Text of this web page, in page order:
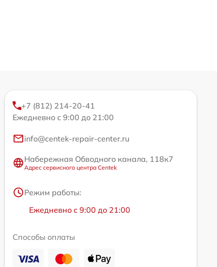
+7 (812) 214-20-41
Ежедневно с 9:00 до 21:00
info@centek-repair-center.ru
Набережная Обводного канала, 118к7
Адрес сервисного центра Centek
Режим работы:
Ежедневно с 9:00 до 21:00
Способы оплаты